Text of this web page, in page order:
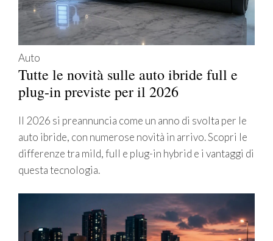
Auto
Tutte le novità sulle auto ibride full e
plug-in previste per il 2026
Il 2026 si preannuncia come un anno di svolta per le
auto ibride, con numerose novità in arrivo. Scopri le
differenze tra mild, full e plug-in hybrid e i vantaggi di
questa tecnologia.